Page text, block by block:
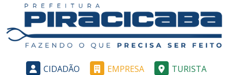
CIDADÃO EMPRESA TURISTA